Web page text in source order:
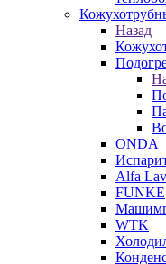
Назад
ONDA
Alfa
FUNKE
WTK